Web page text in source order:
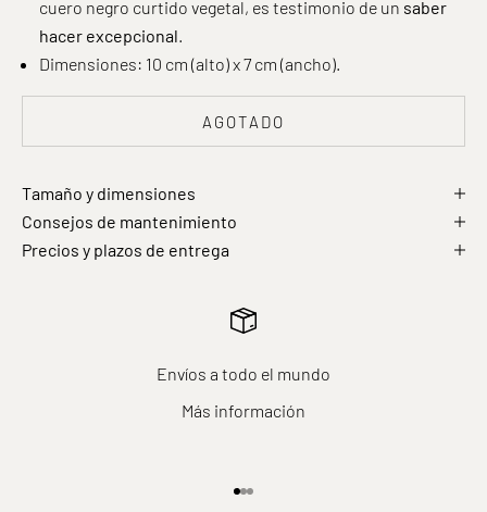
cuero negro curtido vegetal, es testimonio de un saber
hacer excepcional.
Dimensiones: 10 cm (alto) x 7 cm (ancho).
AGOTADO
Tamaño y dimensiones
Consejos de mantenimiento
Precios y plazos de entrega
Envíos a todo el mundo
Más información
Ir al elemento 1
Ir al elemento 2
Ir al elemento 3